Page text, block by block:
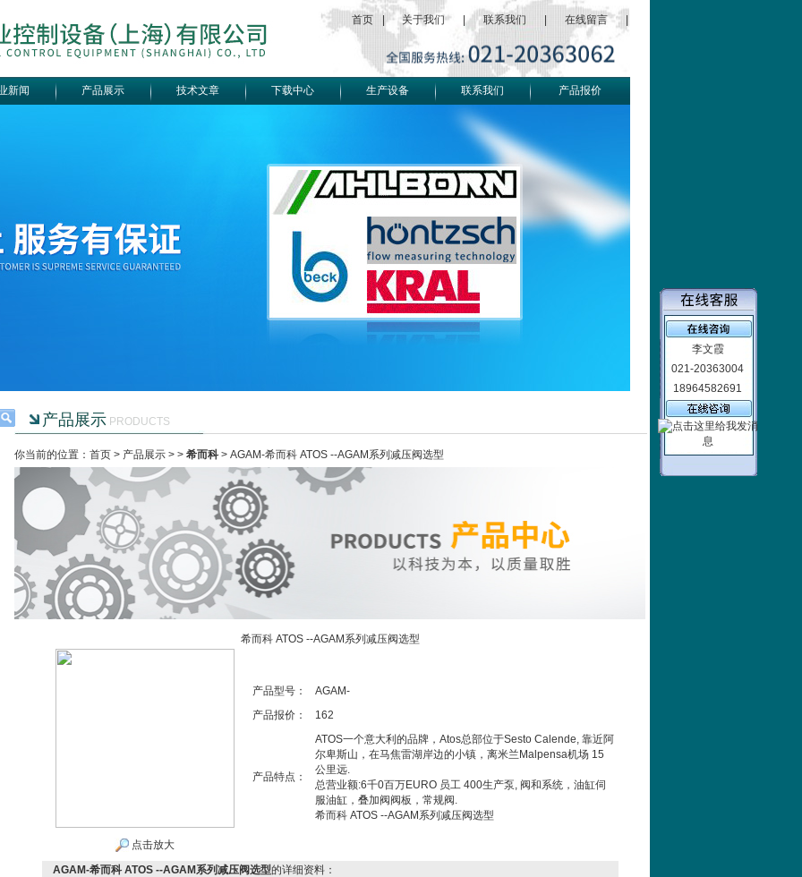
首页 关于我们 联系我们 在线留言
新闻 产品展示 技术文章 下载中心 生产设备 联系我们 产品报价
产品展示PRODUCTS
你当前的位置：首页 > 产品展示> > 希而科> AGAM-希而科 ATOS --AGAM系列减压阀选型
希而科 ATOS --AGAM系列减压阀选型
点击放大
产品型号：
AGAM-
产品报价：
162
产品特点：
ATOS一个意大利的品牌，Atos总部位于Sesto Calende, 靠近阿
尔卑斯山，在马焦雷湖岸边的小镇，离米兰Malpensa机场 15
公里远.
总营业额:6千0百万EURO 员工 400生产泵, 阀和系统，油缸伺
服油缸，叠加阀阀板，常规阀.
希而科 ATOS --AGAM系列减压阀选型
AGAM-希而科 ATOS --AGAM系列减压阀选型的详细资料：
李文霞
021-20363004
18964582691